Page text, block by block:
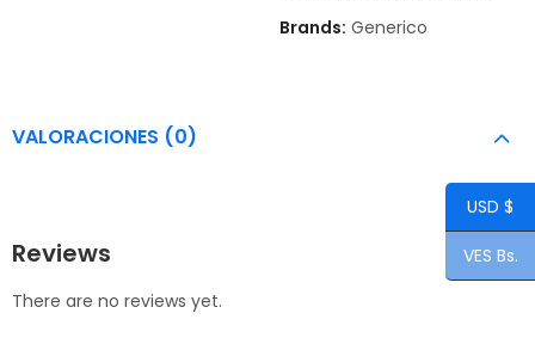
Brands: Generico
VALORACIONES (0)
Reviews
There are no reviews yet.
USD $
VES Bs.